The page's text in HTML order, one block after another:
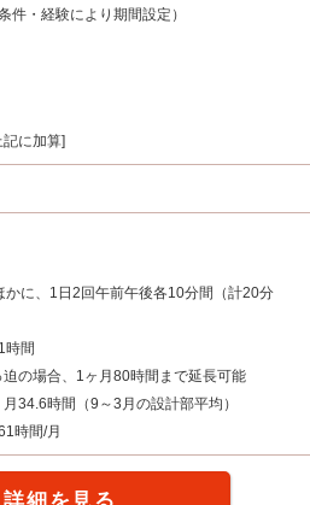
件・経験により期間設定）
に加算
に、1日2回午前午後各10分間（計20分
時間
の場合、1ヶ月80時間まで延長可能
34.6時間（9～3月の設計部平均）
時間/月